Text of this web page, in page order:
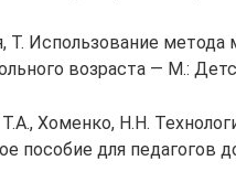
Т. Использование
возраста — М.:
Хоменко, Н.Н.
пособие для